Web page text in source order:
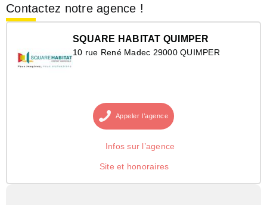
Contactez notre agence !
SQUARE HABITAT QUIMPER
10 rue René Madec 29000 QUIMPER
Appeler l’agence
Infos sur l’agence
Site et honoraires